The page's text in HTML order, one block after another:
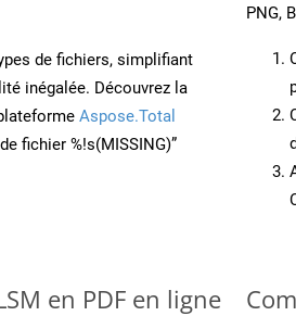
de fichiers, simplifiant
inégalée. Découvrez la
Aspose.Total
fichier %!s(MISSING)”
PNG,
en PDF en ligne